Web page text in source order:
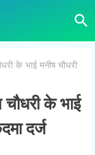
के भाई मनीष चौधरी
के भाई
दर्ज